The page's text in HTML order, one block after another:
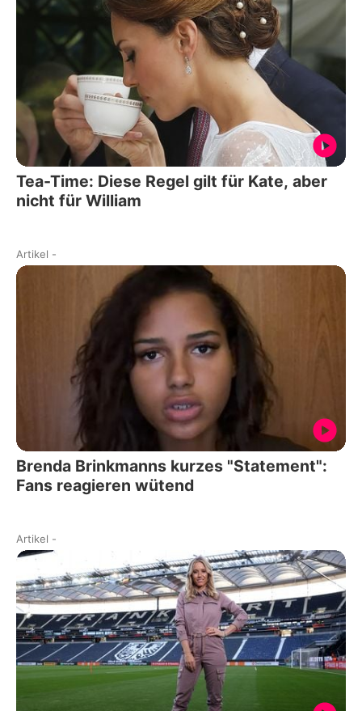
Tea-Time: Diese Regel gilt für Kate, aber
nicht für William
Artikel -
Brenda Brinkmanns kurzes "Statement":
Fans reagieren wütend
Artikel -